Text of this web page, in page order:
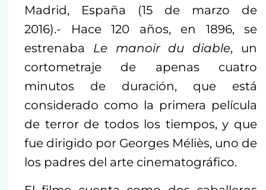
Madrid, España (15 de marzo de
2016).- Hace 120 años, en 1896, se
estrenaba Le manoir du diable, un
cortometraje de apenas cuatro
minutos de duración, que está
considerado como la primera película
de terror de todos los tiempos, y que
fue dirigido por Georges Méliès, uno de
los padres del arte cinematográfico.